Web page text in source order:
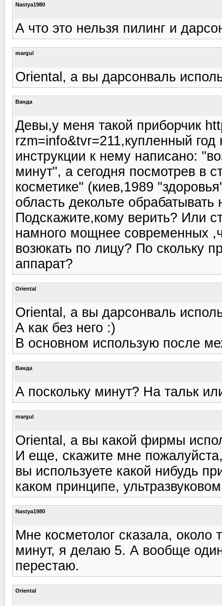
Nastya1980
А что это нельзя пилинг и
margul
Оriental, а вы дарсонваль
Ванда
Девы,у меня такой приборчик
rzm=info&tvr=211,купленный
инструкции к нему написано:
минут", а сегодня посмотрев в
косметике" (киев,1989
область декольте
Подскажите,кому верить? Или
намного мощнее современных
возюкать по лицу? По скольку
аппарат?
Oriental
Оriental, а вы дарсонваль
А как без него :)
В основном использую после
Ванда
А поскольку минут? На тальк
margul
Оriental, а вы какой фирмы
И еще, скажите мне
вы используете какой нибудь
каком принципе,
Nastya1980
Мне косметолог сказала, около
минут, я делаю 5. А вообще
перестаю.
Oriental